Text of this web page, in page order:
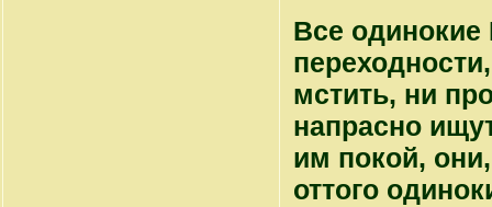
Все одинокие
мстить, ни
напрасно
им покой,
оттого